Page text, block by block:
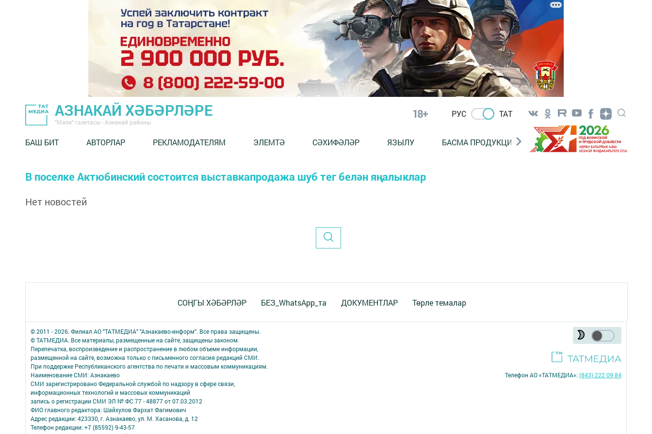
АЗНАКАЙ ХӘБӘРЛӘРЕ
"Маяк" газетасы - Азнакай районы
18+ РУС ТАТ
БАШ БИТ АВТОРЛАР РЕКЛАМОДАТЕЛЯМ ЭЛЕМТӘ СӘХИФӘЛӘР ЯЗЫЛУ БАСМА ПРОДУКЦИЯ САТУ «ГӨЛСТАН»
В поселке Актюбинский состоится выставкапродажа шуб тег белән яңалыклар
Нет новостей
СОҢГЫ ХӘБӘРЛӘР БЕЗ_WhatsApp_та ДОКУМЕНТЛАР Төрле темалар
© 2011 - 2026. Филиал АО "ТАТМЕДИА" "Азнакаево-информ". Все права защищены.
© ТАТМЕДИА. Все материалы, размещенные на сайте, защищены законом.
Перепечатка, воспроизведение и распространение в любом объеме информации,
размещенной на сайте, возможна только с письменного согласия редакций СМИ.
При поддержке Республиканского агентства по печати и массовым коммуникациям.
Наименование СМИ: Азнакаево
СМИ зарегистрировано Федеральной службой по надзору в сфере связи,
информационных технологий и массовых коммуникаций
запись о регистрации СМИ ЭЛ № ФС 77 - 48877 от 07.03.2012
ФИО главного редактора: Шайхулов Фархат Фагимович
Адрес редакции: 423330, г. Азнакаево, ул. М. Хасанова, д. 12
Телефон редакции: +7 (85592) 9-43-57
Телефон АО «ТАТМЕДИА»:(843) 222 09 84